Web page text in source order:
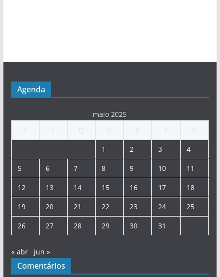
Agenda
maio 2025
1 2 3 4
5 6 7 8 9 10 11
12 13 14 15 16 17 18
19 20 21 22 23 24 25
26 27 28 29 30 31
« abr jun »
Comentários